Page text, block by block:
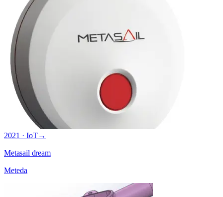
2021 · IoT→
Metasail dream
Meteda